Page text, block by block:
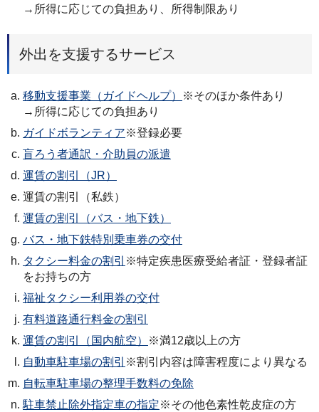
→所得に応じての負担あり、所得制限あり
外出を支援するサービス
移動支援事業（ガイドヘルプ）
※そのほか条件あり
→所得に応じての負担あり
ガイドボランティア※登録必要
盲ろう者通訳・介助員の派遣
運賃の割引（JR）
運賃の割引（私鉄）
運賃の割引（バス・地下鉄）
バス・地下鉄特別乗車券の交付
タクシー料金の割引 ※特定疾患医療受給者証・登録者証
をお持ちの方
福祉タクシー利用券の交付
有料道路通行料金の割引
運賃の割引（国内航空）
※満12歳以上の方
自動車駐車場の割引 ※割引内容は障害程度により異なる
自転車駐車場の整理手数料の免除
駐車禁止除外指定車の指定※その他色素性乾皮症の方